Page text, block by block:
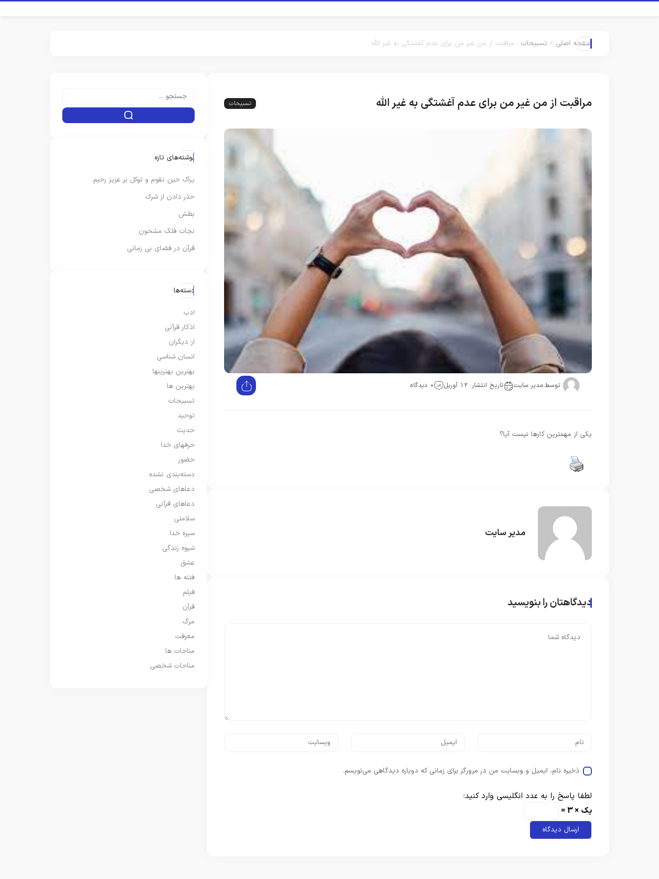
صفحه اصلی > تسبیحات : مراقبت از من غیر من برای عدم آغشتگی به غیر الله
مراقبت از من غیر من برای عدم آغشتگی به غیر الله تسبیحات
توسط:مدیر سایت تاریخ انتشار: 12 آوریل 0 دیدگاه
یکی از مهمترین کارها نیست آیا؟
مدیر سایت
دیدگاهتان را بنویسید
ذخیره نام، ایمیل و وبسایت من در مرورگر برای زمانی که دوباره دیدگاهی می‌نویسم.
لطفا پاسخ را به عدد انگلیسی وارد کنید:
یک × 3 =
نوشته‌های تازه
یراک حین تقوم و توکل بر عزیز رحیم
حذر دادن از شرک
بطش
نجات فلک مشحون
قرآن در فضای بی زمانی
دسته‌ها
ادب
اذکار قرآنی
از دیگران
انسان شناسی
بهترین بهترینها
بهترین ها
تسبیحات
توحید
حدیث
حرفهای خدا
حضور
دسته‌بندی نشده
دعاهای شخصی
دعاهای قرآنی
سلامتی
سیره خدا
شیوه زندگی
عشق
فتنه ها
فیلم
قرآن
مرگ
معرفت
مناجات ها
مناحات شخصی